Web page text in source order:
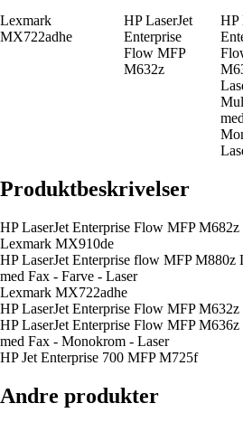
Lexmark
MX722adhe
HP LaserJet
Enterprise
Flow MFP
M632z
HP
Produktbeskrivelser
HP LaserJet Enterprise Flow MFP M682z
Lexmark MX910de
HP LaserJet Enterprise flow MFP
med Fax - Farve - Laser
Lexmark MX722adhe
HP LaserJet Enterprise Flow MFP M632z
HP LaserJet Enterprise Flow MFP
med Fax - Monokrom - Laser
HP Jet Enterprise 700 MFP M725f
Andre produkter